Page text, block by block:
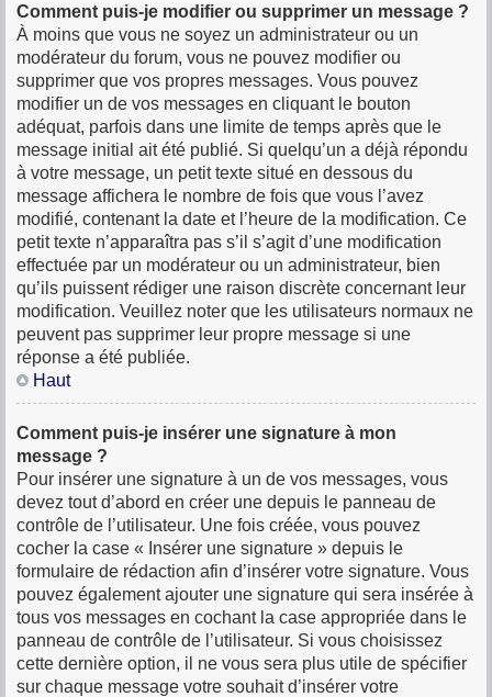
Comment puis-je modifier ou supprimer un message ?
À moins que vous ne soyez un administrateur ou un
modérateur du forum, vous ne pouvez modifier ou
supprimer que vos propres messages. Vous pouvez
modifier un de vos messages en cliquant le bouton
adéquat, parfois dans une limite de temps après que le
message initial ait été publié. Si quelqu’un a déjà répondu
à votre message, un petit texte situé en dessous du
message affichera le nombre de fois que vous l’avez
modifié, contenant la date et l’heure de la modification. Ce
petit texte n’apparaîtra pas s’il s’agit d’une modification
effectuée par un modérateur ou un administrateur, bien
qu’ils puissent rédiger une raison discrète concernant leur
modification. Veuillez noter que les utilisateurs normaux ne
peuvent pas supprimer leur propre message si une
réponse a été publiée.
Haut
Comment puis-je insérer une signature à mon
message ?
Pour insérer une signature à un de vos messages, vous
devez tout d’abord en créer une depuis le panneau de
contrôle de l’utilisateur. Une fois créée, vous pouvez
cocher la case « Insérer une signature » depuis le
formulaire de rédaction afin d’insérer votre signature. Vous
pouvez également ajouter une signature qui sera insérée à
tous vos messages en cochant la case appropriée dans le
panneau de contrôle de l’utilisateur. Si vous choisissez
cette dernière option, il ne vous sera plus utile de spécifier
sur chaque message votre souhait d’insérer votre